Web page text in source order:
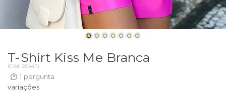
T-Shirt Kiss Me Branca
(Cód. 20447)
1 pergunta